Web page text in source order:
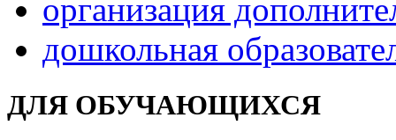
организация
дошкольная
ДЛЯ ОБУЧАЮЩИХСЯ